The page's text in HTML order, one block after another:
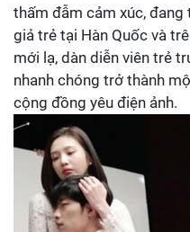
thấm đẫm cảm xúc,
giả trẻ tại Hàn Quốc và
mới lạ, dàn diễn viên trẻ
nhanh chóng trở thành
cộng đồng yêu điện ảnh.